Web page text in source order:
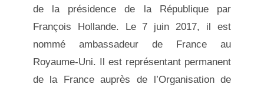
de la présidence de la République par
François Hollande. Le 7 juin 2017, il est
nommé ambassadeur de France au
Royaume-Uni. Il est représentant permanent
de la France auprès de l’Organisation de